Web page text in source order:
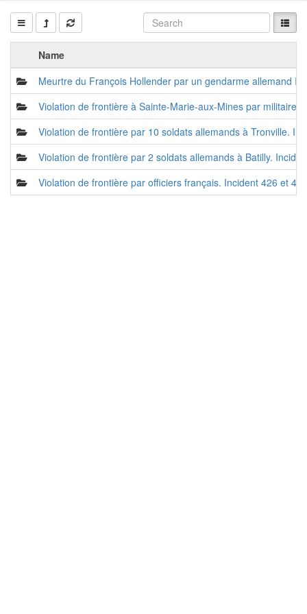
Name
Meurtre du François Hollender par un gendarme allemand
Violation de frontière à Sainte-Marie-aux-Mines par militaires
Violation de frontière par 10 soldats allemands à Tronville.
Violation de frontière par 2 soldats allemands à Batilly.
Violation de frontière par officiers français. Incident 426 et 427